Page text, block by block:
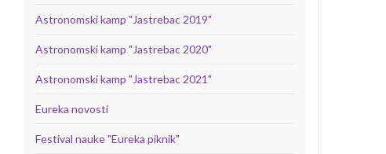
Astronomski kamp "Jastrebac 2019"
Astronomski kamp "Jastrebac 2020"
Astronomski kamp "Jastrebac 2021"
Eureka novosti
Festival nauke "Eureka piknik"